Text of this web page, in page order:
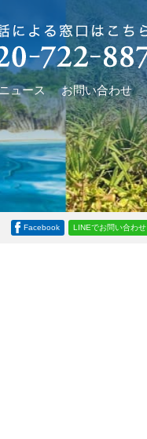
ュース お問い合わせ
Facebook LINEでお問い合わせ